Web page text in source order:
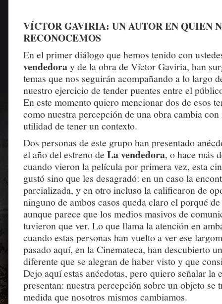
VÍCTOR GAVIRIA: UN AUTOR EN QUIEN
RECONOCEMOS
En el primer diálogo que hemos tenido con
vendedoray de la obra de Víctor Gaviria, han
temas que nos seguirán acompañando a lo largo
nuestro ejercicio de tender puentes entre el
En este momento quiero mencionar dos de esos
como nuestra percepción de una obra cambia
utilidad de tener un contexto.
Dos personas de este grupo han presentado
el año del estreno de La vendedora, o hace más
cuando vieron la película por primera vez, esta
gustó sino que les desagradó: en un caso la
parcializada, y en otro incluso la calificaron de
ninguno de ambos casos queda claro el porqué
aunque parece que los medios masivos de
tuvieron que ver. Lo que llama la atención en
cuando estas personas han vuelto a ver ese
pasado aquí, en la Cinemateca, han descubierto
diferente que se alegran de haber visto y que
Dejo aquí estas anécdotas, pero quiero señalar la
presentan: nuestra percepción sobre un objeto se
medida que nosotros mismos cambiamos.